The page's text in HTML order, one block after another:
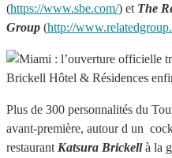
(https://www.sbe.com/) et The
Group (http://
Plus de 300 personnalités du
avant-première, autour d un
restaurant Katsura Brickellà la